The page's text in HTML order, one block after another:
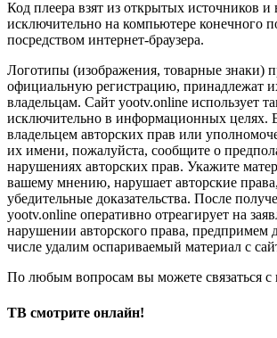
Код плеера взят из открытых источников и
исключительно на компьютере конечного
посредством интернет-браузера.
Логотипы (изображения, товарные знаки)
официальную регистрацию, принадлежат
владельцам. Сайт yootv.online использует
исключительно в информационных целях.
владельцем авторских прав или
их имени, пожалуйста, сообщите о
нарушениях авторских прав. Укажите
вашему мнению, нарушает авторские
убедительные доказательства. После
yootv.online оперативно отреагирует на
нарушении авторского права, предпримем
числе удалим оспариваемый материал с
По любым вопросам вы можете связаться с
ТВ смотрите онлайн!